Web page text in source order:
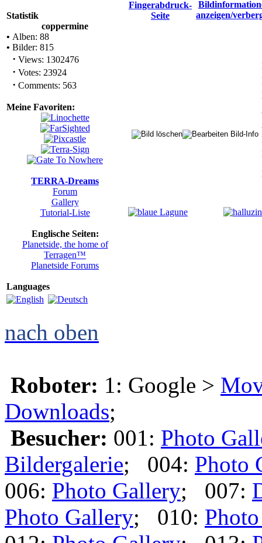
Statistik
coppermine
• Alben: 88
• Bilder: 815
· Views: 1302476
· Votes: 23924
· Comments: 563
Meine Favoriten:
TERRA-Dreams
Forum
Gallery
Tutorial-Liste
Englische Seiten:
Planetside, the home of
Terragen™
Planetside Forums
Languages
nach oben
Roboter: 1: Google >
Downloads;
Besucher: 001: Photo
Bildergalerie; 004: Photo
006: Photo Gallery; 007:
Photo Gallery; 010: